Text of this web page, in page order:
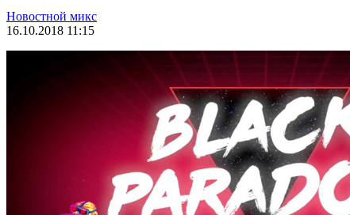
Новостной микс
16.10.2018 11:15